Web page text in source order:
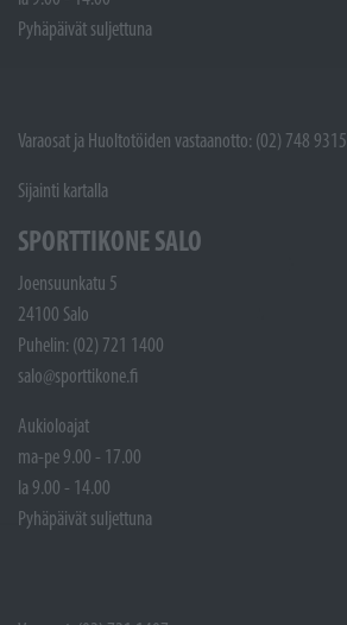
Pyhäpäivät suljettuna
Varaosat ja Huoltotöiden vastaanotto: (02) 748 9315
Sijainti kartalla
SPORTTIKONE SALO
Joensuunkatu 5
24100 Salo
Puhelin: (02) 721 1400
salo@sporttikone.fi
Aukioloajat
ma-pe 9.00 - 17.00
la 9.00 - 14.00
Pyhäpäivät suljettuna